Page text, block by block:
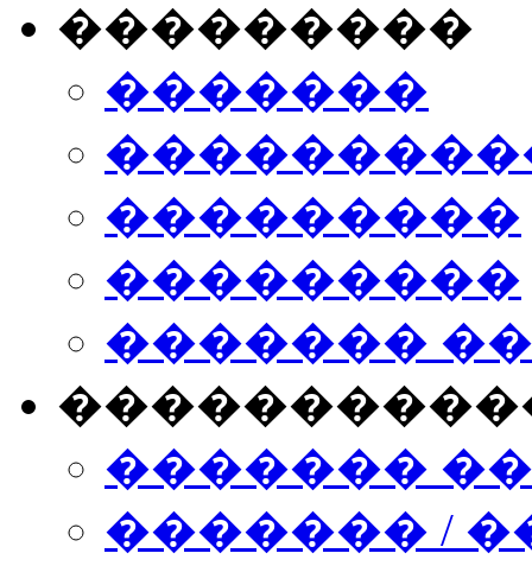
���������
�������
���������
���������
�������
�������
������� /